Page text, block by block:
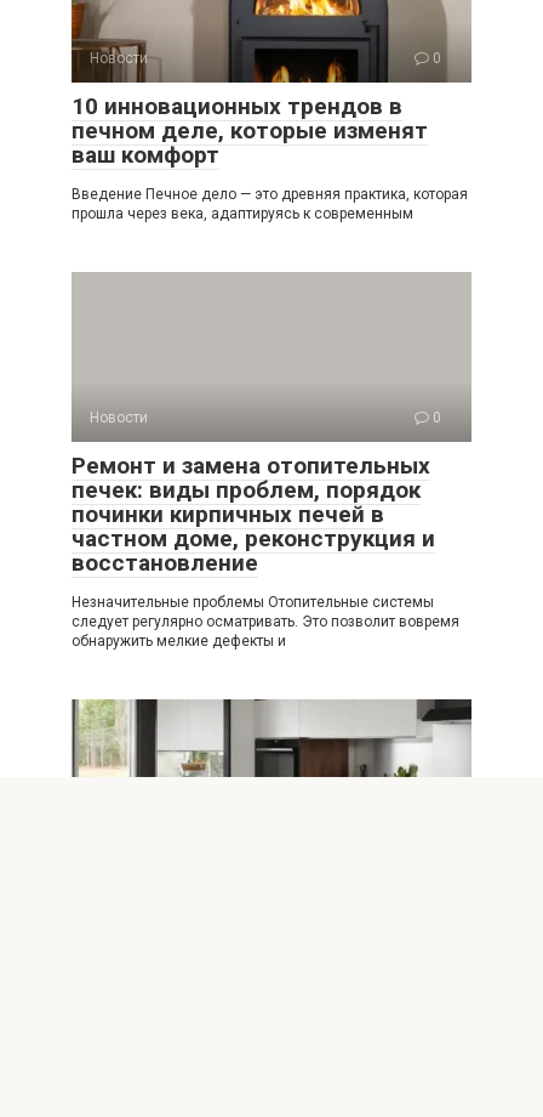
Новости 0
10 инновационных трендов в
печном деле, которые изменят
ваш комфорт
Введение Печное дело — это древняя практика, которая
прошла через века, адаптируясь к современным
Новости 0
Ремонт и замена отопительных
печек: виды проблем, порядок
починки кирпичных печей в
частном доме, реконструкция и
восстановление
Незначительные проблемы Отопительные системы
следует регулярно осматривать. Это позволит вовремя
обнаружить мелкие дефекты и